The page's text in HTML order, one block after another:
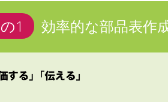
1 効率的な部品表作